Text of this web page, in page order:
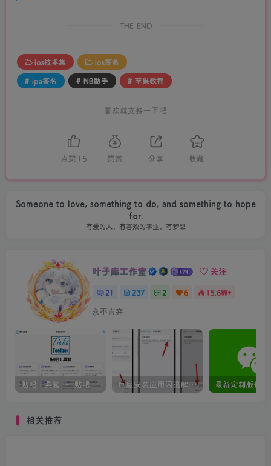
THE END
ios技术集
ios签名
# ipa签名
# NB助手 # 苹果教程
喜欢就支持一下吧
点赞 15 赞赏 分享 收藏
Someone to love, something to do, and something to hope
for.
有爱的人，有喜欢的事业，有梦想
叶子库工作室 关注
21 237 2 6
15.6W+
永不言弃
贴吧工具箱 – 贴吧数据查询工具 巨魔安装应用闪退解决方法
相关推荐